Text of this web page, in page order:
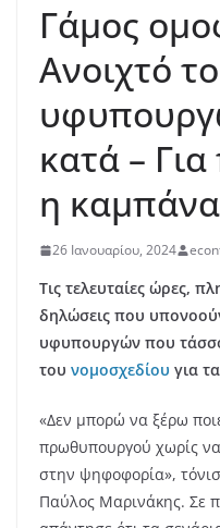
Γάμος
Ανοιχτό
κατά –
η καμπάνα
26 Ιανουαρίου, 2024
Τις τελευταίες ώρες,
δηλώσεις που
υφυπουργών που
του νομοσχεδίου για τα
«Δεν μπορώ να ξέρω
πρωθυπουργού χωρίς να
στην ψηφοφορία»,
Παύλος Μαρινάκης. Σε